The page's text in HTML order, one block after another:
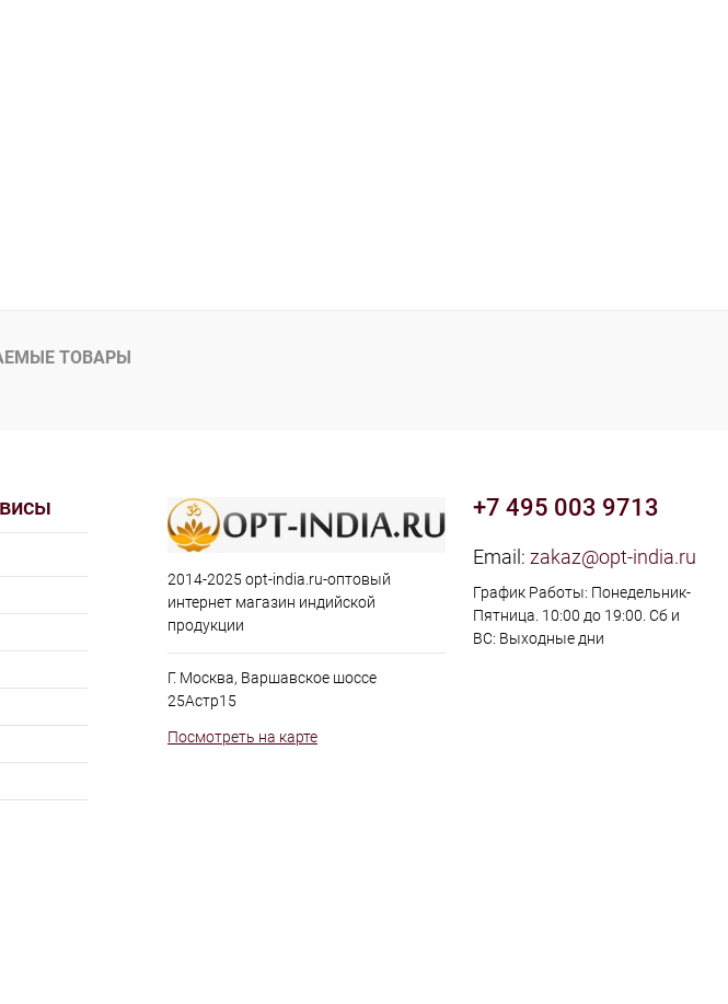
ТОВАРЫ
2014-2025 opt-india.ru-оптовый
интернет магазин индийской
продукции
Г. Москва, Варшавское шоссе
25Астр15
Посмотреть на карте
+7 495 003 9713
Email: zakaz@opt-india.ru
График Работы: Понедельник-
Пятница. 10:00 до 19:00. Сб и
ВС: Выходные дни